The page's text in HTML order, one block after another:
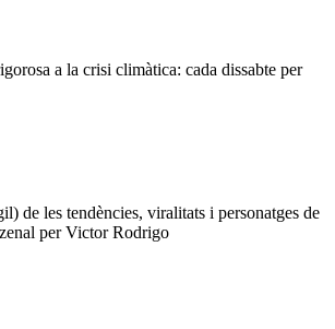
a la crisi climàtica: cada dissabte per
de les tendències, viralitats i personatges de
per Victor Rodrigo